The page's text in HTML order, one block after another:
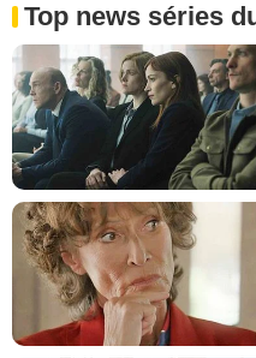
Top news séries